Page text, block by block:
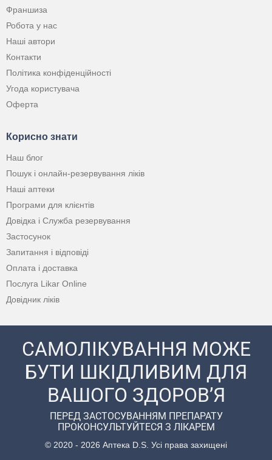
Франшиза
Робота у нас
Наші автори
Контакти
Політика конфіденційності
Угода користувача
Оферта
Корисно знати
Наш блог
Пошук і онлайн-резервування ліків
Наші аптеки
Програми для клієнтів
Довідка і Служба резервування
Застосунок
Запитання і відповіді
Оплата і доставка
Послуга Likar Online
Довідник ліків
САМОЛІКУВАННЯ МОЖЕ
БУТИ ШКІДЛИВИМ ДЛЯ
ВАШОГО ЗДОРОВ’Я
ПЕРЕД ЗАСТОСУВАННЯМ ПРЕПАРАТУ
ПРОКОНСУЛЬТУЙТЕСЯ З ЛІКАРЕМ
© 2020 - 2026 Аптека D.S. Усі права захищені